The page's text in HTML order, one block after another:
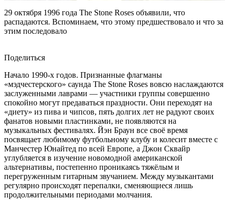
29 октября 1996 года The Stone Roses объявили, что
распадаются. Вспоминаем, что этому предшествовало и что за
этим последовало
Поделиться
Начало 1990-х годов. Признанные флагманы
«мэдчестерского» саунда The Stone Roses вовсю наслаждаются
заслуженными лаврами — участники группы совершенно
спокойно могут предаваться праздности. Они переходят на
«диету» из пива и чипсов, пять долгих лет не радуют своих
фанатов новыми пластинками, не появляются на
музыкальных фестивалях. Йэн Браун все своё время
посвящает любимому футбольному клубу и колесит вместе с
Манчестер Юнайтед по всей Европе, а Джон Сквайр
углубляется в изучение новомодной американской
альтернативы, постепенно проникаясь тяжёлым и
перегруженным гитарным звучанием. Между музыкантами
регулярно происходят перепалки, сменяющиеся лишь
продолжительными периодами молчания.